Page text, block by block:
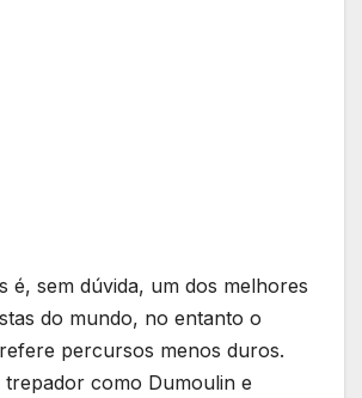
é, sem dúvida, um dos melhores
do mundo, no entanto o
percursos menos duros.
como Dumoulin e